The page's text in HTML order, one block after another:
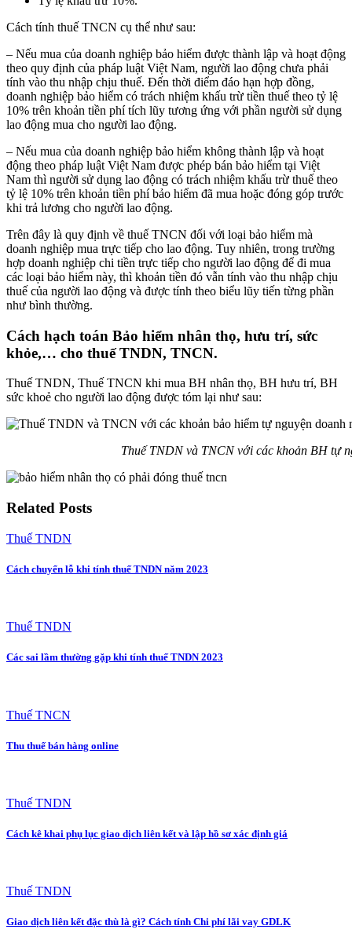
Cách tính thuế TNCN cụ thể như sau:
– Nếu mua của doanh nghiệp bảo hiểm được thành lập và hoạt động
theo quy định của pháp luật Việt Nam, người lao động chưa phải
tính vào thu nhập chịu thuế. Đến thời điểm đáo hạn hợp đồng,
doanh nghiệp bảo hiểm có trách nhiệm khấu trừ tiền thuế theo tỷ lệ
10% trên khoản tiền phí tích lũy tương ứng với phần người sử dụng
lao động mua cho người lao động.
– Nếu mua của doanh nghiệp bảo hiểm không thành lập và hoạt
động theo pháp luật Việt Nam được phép bán bảo hiểm tại Việt
Nam thì người sử dụng lao động có trách nhiệm khấu trừ thuế theo
tỷ lệ 10% trên khoản tiền phí bảo hiểm đã mua hoặc đóng góp trước
khi trả lương cho người lao động.
Trên đây là quy định về thuế TNCN đối với loại bảo hiểm mà
doanh nghiệp mua trực tiếp cho lao động. Tuy nhiên, trong trường
hợp doanh nghiệp chi tiền trực tiếp cho người lao động để đi mua
các loại bảo hiểm này, thì khoản tiền đó vẫn tính vào thu nhập chịu
thuế của người lao động và được tính theo biểu lũy tiến từng phần
như bình thường.
Cách hạch toán Bảo hiểm nhân thọ, hưu trí, sức
khỏe,… cho thuế TNDN, TNCN.
Thuế TNDN, Thuế TNCN khi mua BH nhân thọ, BH hưu trí, BH
sức khoẻ cho người lao động được tóm lại như sau:
Thuế TNDN và TNCN với các khoản BH tự
Related Posts
Thuế TNDN
Cách chuyển lỗ khi tính thuế TNDN năm 2023
Thuế TNDN
Các sai lầm thường gặp khi tính thuế TNDN 2023
Thuế TNCN
Thu thuế bán hàng online
Thuế TNDN
Cách kê khai phụ lục giao dịch liên kết và lập hồ sơ xác định giá
Thuế TNDN
Giao dịch liên kết đặc thù là gì? Cách tính Chi phí lãi vay GDLK